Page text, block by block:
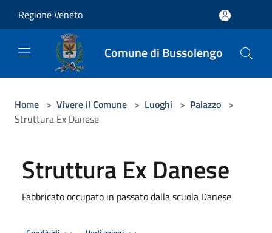
Regione Veneto
Comune di Bussolengo
Home > Vivere il Comune > Luoghi > Palazzo >
Struttura Ex Danese
Struttura Ex Danese
Fabbricato occupato in passato dalla scuola Danese